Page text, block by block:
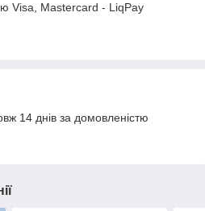
Visa, Mastercard - LiqPay
14 днів за домовленістю